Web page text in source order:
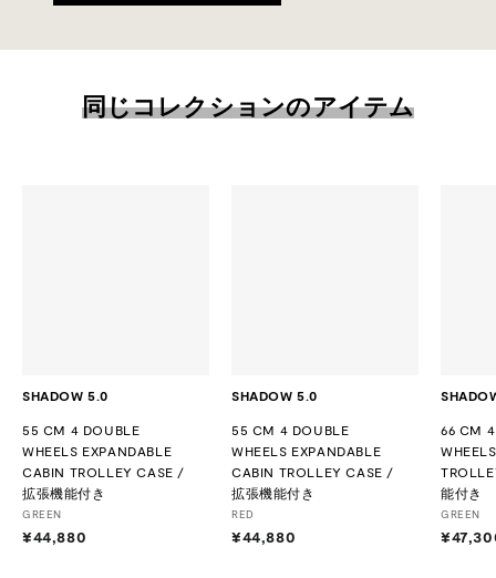
同じコレクションのアイテム
SHADOW 5.0
55 CM 4 DOUBLE
WHEELS EXPANDABLE
CABIN TROLLEY CASE /
拡張機能付き
GREEN
¥44,880
SHADOW 5.0
55 CM 4 DOUBLE
WHEELS EXPANDABLE
CABIN TROLLEY CASE /
拡張機能付き
RED
¥44,880
66 CM
能付き
GREEN